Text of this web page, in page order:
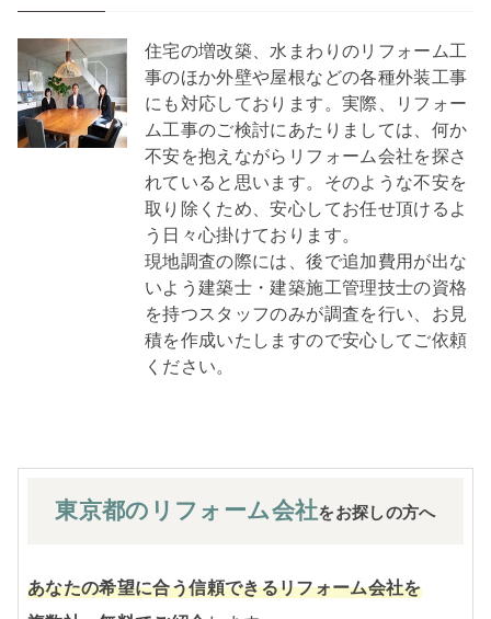
住宅の増改築、水まわりのリフォーム工
事のほか外壁や屋根などの各種外装工事
にも対応しております。実際、リフォー
ム工事のご検討にあたりましては、何か
不安を抱えながらリフォーム会社を探さ
れていると思います。そのような不安を
取り除くため、安心してお任せ頂けるよ
う日々心掛けております。
現地調査の際には、後で追加費用が出な
いよう建築士・建築施工管理技士の資格
を持つスタッフのみが調査を行い、お見
積を作成いたしますので安心してご依頼
ください。
東京都の リフォーム会社をお探しの方へ
あなたの希望に合う信頼できるリフォーム会社を